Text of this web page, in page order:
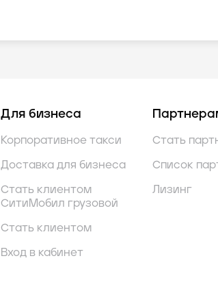
Для бизнеса
Корпоративное такси
Доставка для бизнеса
Стать клиентом
СитиМобил грузовой
Стать клиентом
Вход в кабинет
Стать
Список
Лизинг